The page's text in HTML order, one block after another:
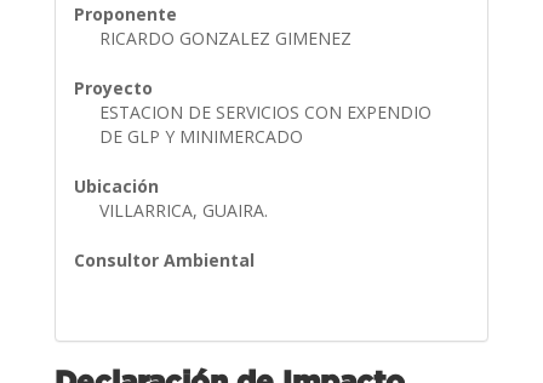
Proponente
RICARDO GONZALEZ GIMENEZ
Proyecto
ESTACION DE SERVICIOS CON EXPENDIO
DE GLP Y MINIMERCADO
Ubicación
VILLARRICA, GUAIRA.
Consultor Ambiental